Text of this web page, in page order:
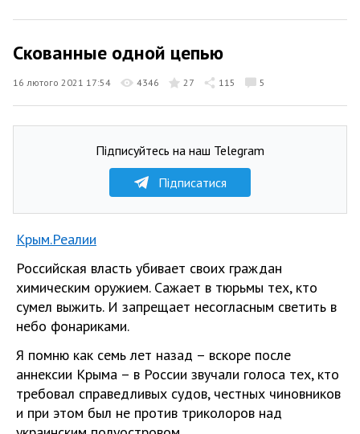
Скованные одной цепью
16 лютого 2021 17:54 4346 27 115 5
Підписуйтесь на наш Telegram
Підписатися
Крым.Реалии
Российская власть убивает своих граждан
химическим оружием. Сажает в тюрьмы тех, кто
сумел выжить. И запрещает несогласным светить в
небо фонариками.
Я помню как семь лет назад – вскоре после
аннексии Крыма – в России звучали голоса тех, кто
требовал справедливых судов, честных чиновников
и при этом был не против триколоров над